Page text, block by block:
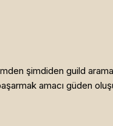
şimdiden guild
amacı güden